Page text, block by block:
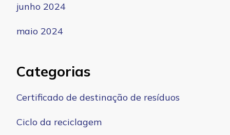
junho 2024
maio 2024
Categorias
Certificado de destinação de resíduos
Ciclo da reciclagem